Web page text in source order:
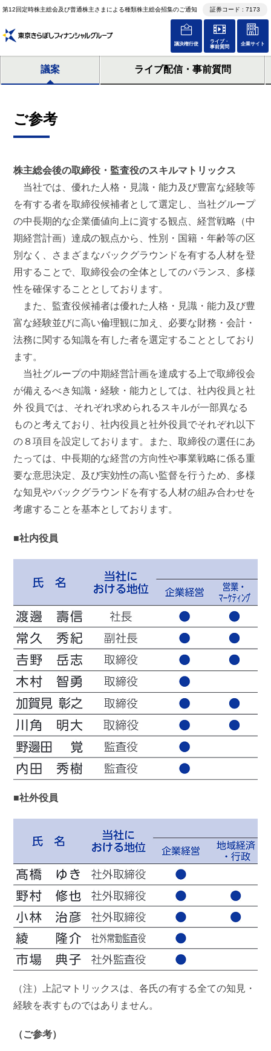
第12回定時株主総会及び普通株主さまによる種類株主総会招集のご通知 証券コード : 7173
議決権行使
ライブ・
事前質問
企業サイト
議案 ライブ配信・事前質問
ご参考
株主総会後の取締役・監査役のスキルマトリックス
当社では、優れた人格・見識・能力及び豊富な経験等
を有する者を取締役候補者として選定し、当社グループ
の中長期的な企業価値向上に資する観点、経営戦略（中
期経営計画）達成の観点から、性別・国籍・年齢等の区
別なく、さまざまなバックグラウンドを有する人材を登
用することで、取締役会の全体としてのバランス、多様
性を確保することとしております。
また、監査役候補者は優れた人格・見識・能力及び豊
富な経験並びに高い倫理観に加え、必要な財務・会計・
法務に関する知識を有した者を選定することとしており
ます。
当社グループの中期経営計画を達成する上で取締役会
が備えるべき知識・経験・能力としては、社内役員と社
外 役員では、それぞれ求められるスキルが一部異なる
ものと考えており、社内役員と社外役員でそれぞれ以下
の８項目を設定しております。また、取締役の選任にあ
たっては、中長期的な経営の方向性や事業戦略に係る重
要な意思決定、及び実効性の高い監督を行うため、多様
な知見やバックグラウンドを有する人材の組み合わせを
考慮することを基本としております。
■社内役員
■社外役員
（注）上記マトリックスは、各氏の有する全ての知見・
経験を表すものではありません。
（ご参考）